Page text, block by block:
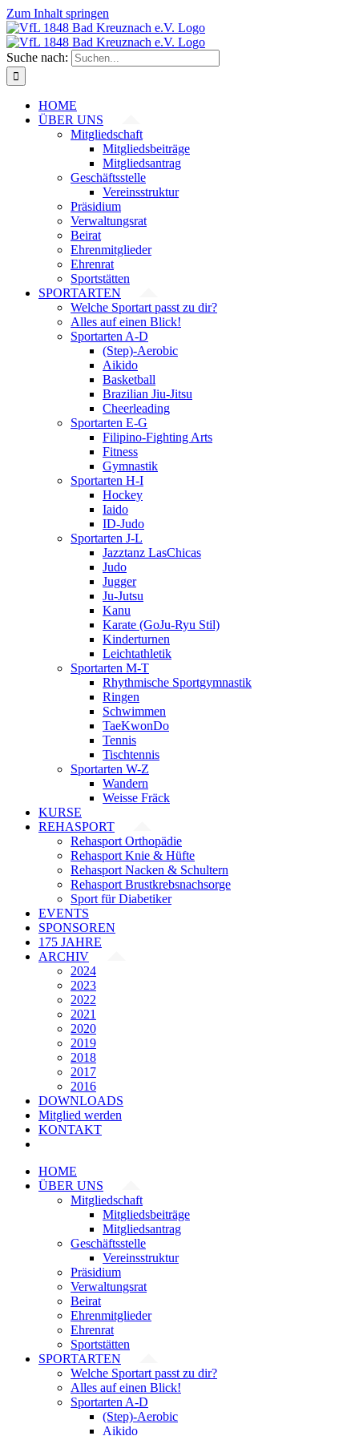
Zum Inhalt springen
Suche nach:
HOME
ÜBER UNS
Mitgliedschaft
Mitgliedsbeiträge
Mitgliedsantrag
Geschäftsstelle
Vereinsstruktur
Präsidium
Verwaltungsrat
Beirat
Ehrenmitglieder
Ehrenrat
Sportstätten
SPORTARTEN
Welche Sportart passt zu dir?
Alles auf einen Blick!
Sportarten A-D
(Step)-Aerobic
Aikido
Basketball
Brazilian Jiu-Jitsu
Cheerleading
Sportarten E-G
Filipino-Fighting Arts
Fitness
Gymnastik
Sportarten H-I
Hockey
Iaido
ID-Judo
Sportarten J-L
Jazztanz LasChicas
Judo
Jugger
Ju-Jutsu
Kanu
Karate (GoJu-Ryu Stil)
Kinderturnen
Leichtathletik
Sportarten M-T
Rhythmische Sportgymnastik
Ringen
Schwimmen
TaeKwonDo
Tennis
Tischtennis
Sportarten W-Z
Wandern
Weisse Fräck
KURSE
REHASPORT
Rehasport Orthopädie
Rehasport Knie & Hüfte
Rehasport Nacken & Schultern
Rehasport Brustkrebsnachsorge
Sport für Diabetiker
EVENTS
SPONSOREN
175 JAHRE
ARCHIV
2024
2023
2022
2021
2020
2019
2018
2017
2016
DOWNLOADS
Mitglied werden
KONTAKT
HOME
ÜBER UNS
Mitgliedschaft
Mitgliedsbeiträge
Mitgliedsantrag
Geschäftsstelle
Vereinsstruktur
Präsidium
Verwaltungsrat
Beirat
Ehrenmitglieder
Ehrenrat
Sportstätten
SPORTARTEN
Welche Sportart passt zu dir?
Alles auf einen Blick!
Sportarten A-D
(Step)-Aerobic
Aikido